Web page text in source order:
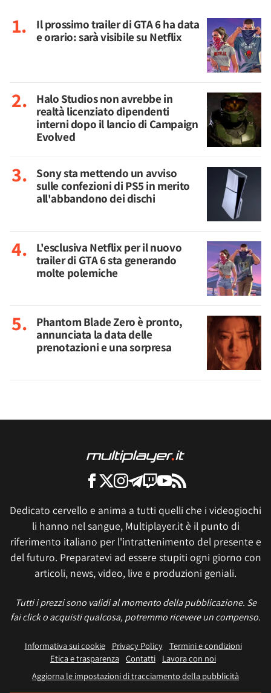
Il prossimo trailer di GTA 6 ha data
e orario: sarà visibile su Netflix
Halo Studios non avrebbe in
realtà licenziato dipendenti
interni dopo il lancio di Campaign
Evolved
Sony sta mettendo un avviso
sulle confezioni di PS5 in merito
all'abbandono dei dischi
L'esclusiva Netflix per il nuovo
trailer di GTA 6 sta generando
molte polemiche
Phantom Blade Zero è pronto,
annunciata la data delle
prenotazioni e una sorpresa
Dedicato cervello e anima a tutti quelli che i videogiochi
li hanno nel sangue, Multiplayer.it è il punto di
riferimento italiano per l'intrattenimento del presente e
del futuro. Preparatevi ad essere stupiti ogni giorno con
articoli, news, video, live e produzioni geniali.
Tutti i prezzi sono validi al momento della pubblicazione. Se
fai click o acquisti qualcosa, potremmo ricevere un compenso.
Informativa sui cookie Privacy Policy
Termini e condizioni
Etica e trasparenza Contatti
Lavora con noi
Aggiorna le impostazioni di tracciamento della pubblicità